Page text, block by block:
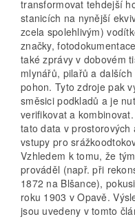
transformovat tehdejší
stanicích na nynější
zcela spolehlivým)
značky,
také zprávy v dobovém
mlynářů, pilařů a
pohon. Tyto zdroje pak
směsici podkladů a je
verifikovat a
tato data v prostorových
vstupy pro
Vzhledem k tomu, že
prováděl (např. při
1872 na Blšance),
roku 1903 v Opavě.
jsou uvedeny v tomto